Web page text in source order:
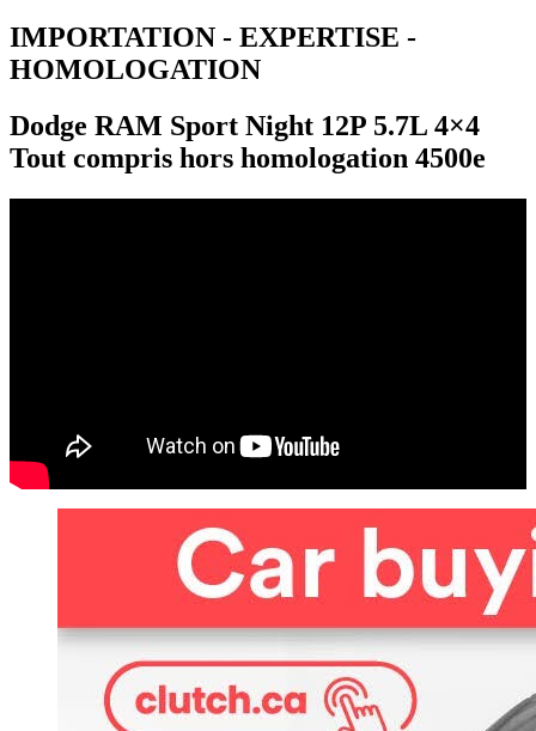
IMPORTATION - EXPERTISE -
HOMOLOGATION
Dodge RAM Sport Night 12P 5.7L 4×4
Tout compris hors homologation 4500e